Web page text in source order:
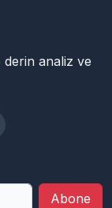
analiz ve
Abone